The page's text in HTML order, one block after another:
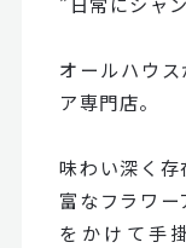
オールハウ
ア専門店。
味わい深く
富なフラワ
をかけて手